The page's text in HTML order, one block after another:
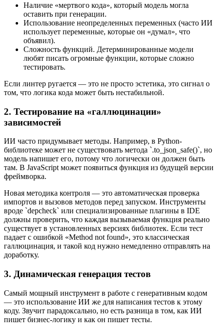
Наличие «мертвого кода», который модель могла
оставить при генерации.
Использование неопределенных переменных (часто ИИ
использует переменные, которые он «думал», что
объявил).
Сложность функций. Детерминированные модели
любят писать огромные функции, которые сложно
тестировать.
Если линтер ругается — это не просто эстетика, это сигнал о
том, что логика кода может быть нестабильной.
2. Тестирование на «галлюцинации»
зависимостей
ИИ часто придумывает методы. Например, в Python-
библиотеке может не существовать метода `.to_json_safe()`, но
модель напишет его, потому что логически он должен быть
там. В JavaScript может появиться функция из будущей версии
фреймворка.
Новая методика контроля — это автоматическая проверка
импортов и вызовов методов перед запуском. Инструменты
вроде `depcheck` или специализированные плагины в IDE
должны проверить, что каждая вызываемая функция реально
существует в установленных версиях библиотек. Если тест
падает с ошибкой «Method not found», это классическая
галлюцинация, и такой код нужно немедленно отправлять на
доработку.
3. Динамическая генерация тестов
Самый мощный инструмент в работе с генеративным кодом
— это использование ИИ же для написания тестов к этому
коду. Звучит парадоксально, но есть разница в том, как ИИ
пишет бизнес-логику и как он пишет тесты.